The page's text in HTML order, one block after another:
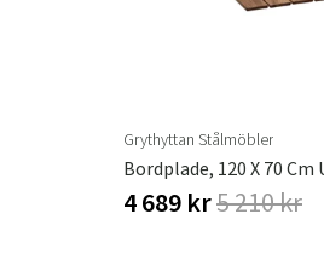
Grythyttan Stålmöbler
4 689 kr5 210 kr